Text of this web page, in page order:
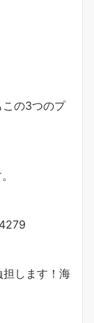
この3つのプ
します！海